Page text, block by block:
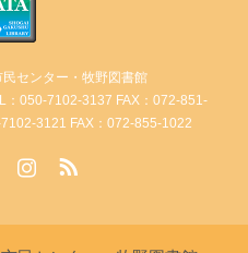
センター・牧野図書館
：050-7102-3137 FAX：072-851-
3121 FAX：072-855-1022